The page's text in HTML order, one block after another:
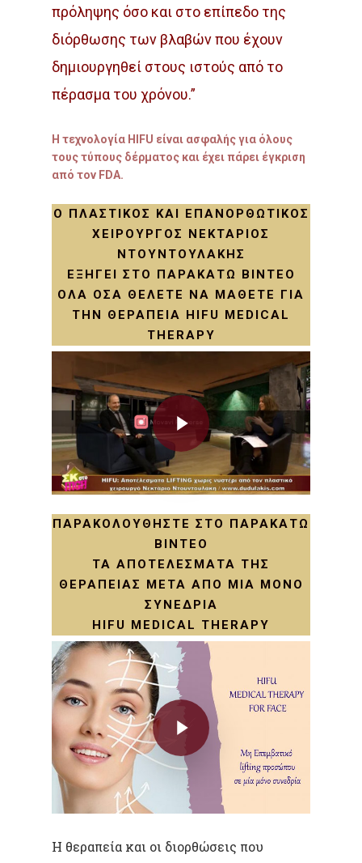
πρόληψης όσο και στο επίπεδο της
διόρθωσης των βλαβών που έχουν
δημιουργηθεί στους ιστούς από το
πέρασμα του χρόνου.”
Η τεχνολογία HIFU είναι ασφαλής για όλους
τους τύπους δέρματος και έχει πάρει έγκριση
από τον FDA.
Ο ΠΛΑΣΤΙΚΌΣ ΚΑΙ ΕΠΑΝΟΡΘΩΤΙΚΌΣ
ΧΕΙΡΟΥΡΓΌΣ ΝΕΚΤΆΡΙΟΣ
ΝΤΟΥΝΤΟΥΛΆΚΗΣ
ΕΞΗΓΕΊ ΣΤΟ ΠΑΡΑΚΆΤΩ ΒΊΝΤΕΟ
ΌΛΑ ΌΣΑ ΘΈΛΕΤΕ ΝΑ ΜΆΘΕΤΕ ΓΙΑ
ΤΗΝ ΘΕΡΑΠΕΊΑ HIFU MEDICAL
THERAPY
Play Video
ΠΑΡΑΚΟΛΟΥΘΉΣΤΕ ΣΤΟ ΠΑΡΑΚΆΤΩ
ΒΊΝΤΕΟ
ΤΑ ΑΠΟΤΕΛΈΣΜΑΤΑ ΤΗΣ
ΘΕΡΑΠΕΊΑΣ ΜΕΤΆ ΑΠΌ ΜΊΑ ΜΌΝΟ
ΣΥΝΕΔΡΊΑ
HIFU MEDICAL THERAPY
Play Video
H θεραπεία και οι διορθώσεις που